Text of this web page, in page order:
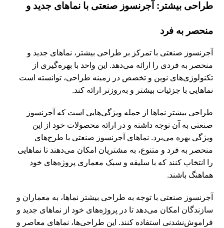
طراحی بیشتر: آجرنسوز صنعتی با نماهای جدید و
منحصر به فرد
آجرنسوز صنعتی با تمرکز بر طراحی بیشتر، نماهای جدید و
منحصر به فردی را ارائه می‌دهد. این واحد با بهره‌گیری از
تکنولوژی‌های نوین و تخصص در زمینه طراحی، توانسته است
نماهایی با جزئیات بیشتر و به‌روزتر ارائه کند.
طراحی بیشتر نماها از جمله ویژگی‌هایی است که آجرنسوز
صنعتی به آن توجه داشته و در ارائه محصولات خود از این
ویژگی بهره می‌برد. نماهای آجرنسوز صنعتی با طرح‌های
منحصر به فرد و متنوع، به مشتریان امکان می‌دهند تا نماهایی
را انتخاب کنند که با سلیقه و سبک معماری پروژه‌های خود
هماهنگ باشند.
آجرنسوز صنعتی با توجه به طراحی بیشتر نماها، به معماران و
سازندگان امکان می‌دهد تا در پروژه‌های خود از نماهای جدید و
فراموش‌نشدنی استفاده کنند. این طراحی‌ها، نماهای معاصر و